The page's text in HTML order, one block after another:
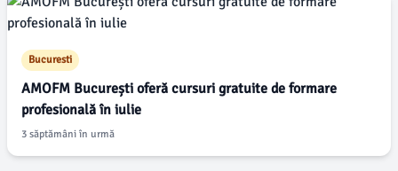
Bucuresti
AMOFM București oferă cursuri gratuite de formare
profesională în iulie
3 săptămâni în urmă